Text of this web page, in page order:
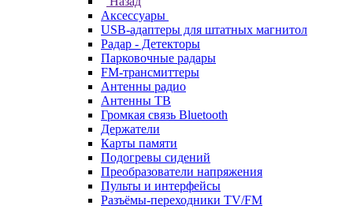
Аксессуары
USB-адаптеры для штатных магнитол
Радар - Детекторы
Парковочные радары
FM-трансмиттеры
Антенны радио
Антенны ТВ
Громкая связь Bluetooth
Держатели
Карты памяти
Подогревы сидений
Преобразователи напряжения
Пульты и интерфейсы
Разъёмы-переходники TV/FM